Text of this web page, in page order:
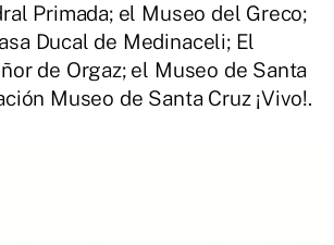
Primada; el Museo del Greco;
Ducal de Medinaceli; El
de Orgaz; el Museo de Santa
Museo de Santa Cruz ¡Vivo!.